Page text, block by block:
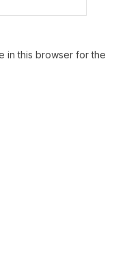
in this browser for the